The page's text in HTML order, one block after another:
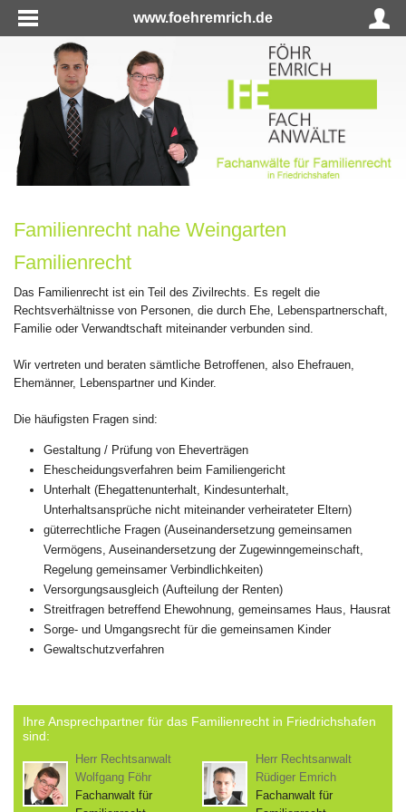
www.foehremrich.de
Familienrecht nahe Weingarten
Familienrecht
Das Familienrecht ist ein Teil des Zivilrechts. Es regelt die
Rechtsverhältnisse von Personen, die durch Ehe, Lebenspartnerschaft,
Familie oder Verwandtschaft miteinander verbunden sind.
Wir vertreten und beraten sämtliche Betroffenen, also Ehefrauen,
Ehemänner, Lebenspartner und Kinder.
Die häufigsten Fragen sind:
Gestaltung / Prüfung von Eheverträgen
Ehescheidungsverfahren beim Familiengericht
Unterhalt (Ehegattenunterhalt, Kindesunterhalt,
Unterhaltsansprüche nicht miteinander verheirateter Eltern)
güterrechtliche Fragen (Auseinandersetzung gemeinsamen
Vermögens, Auseinandersetzung der Zugewinngemeinschaft,
Regelung gemeinsamer Verbindlichkeiten)
Versorgungsausgleich (Aufteilung der Renten)
Streitfragen betreffend Ehewohnung, gemeinsames Haus, Hausrat
Sorge- und Umgangsrecht für die gemeinsamen Kinder
Gewaltschutzverfahren
Ihre Ansprechpartner für das Familienrecht in Friedrichshafen
sind:
Herr Rechtsanwalt
Wolfgang Föhr
Fachanwalt für
Herr Rechtsanwalt
Rüdiger Emrich
Fachanwalt für